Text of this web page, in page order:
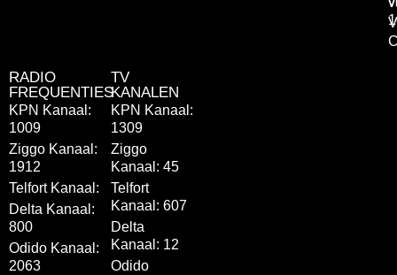
RADIO
FREQUENTIES
KPN Kanaal:
1009
Ziggo Kanaal:
1912
Telfort Kanaal:
Delta Kanaal:
800
Odido Kanaal:
2063
TV
KANALEN
KPN Kanaal:
1309
Ziggo
Kanaal: 45
Telfort
Kanaal: 607
Delta
Kanaal: 12
Odido